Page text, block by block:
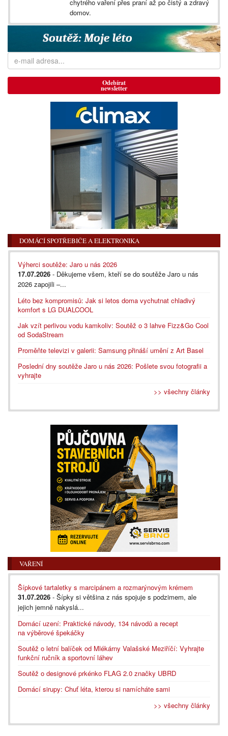
chytrého vaření přes praní až po čistý a zdravý
domov.
Odebírat
newsletter
DOMÁCÍ SPOTŘEBIČE A ELEKTRONIKA
Výherci soutěže: Jaro u nás 2026
17.07.2026 - Děkujeme všem, kteří se do soutěže Jaro u nás
2026 zapojili –...
Léto bez kompromisů: Jak si letos doma vychutnat chladivý
komfort s LG DUALCOOL
Jak vzít perlivou vodu kamkoliv: Soutěž o 3 lahve Fizz&Go Cool
od SodaStream
Proměňte televizi v galerii: Samsung přináší umění z Art Basel
Poslední dny soutěže Jaro u nás 2026: Pošlete svou fotografii a
vyhrajte
>> všechny články
VAŘENÍ
Šípkové tartaletky s marcipánem a rozmarýnovým krémem
31.07.2026 - Šípky si většina z nás spojuje s podzimem, ale
jejich jemně nakyslá...
Domácí uzení: Praktické návody, 134 návodů a recept
na výběrové špekáčky
Soutěž o letní balíček od Mlékárny Valašské Meziříčí: Vyhrajte
funkční ručník a sportovní láhev
Soutěž o designové prkénko FLAG 2.0 značky UBRD
Domácí sirupy: Chuť léta, kterou si namícháte sami
>> všechny články